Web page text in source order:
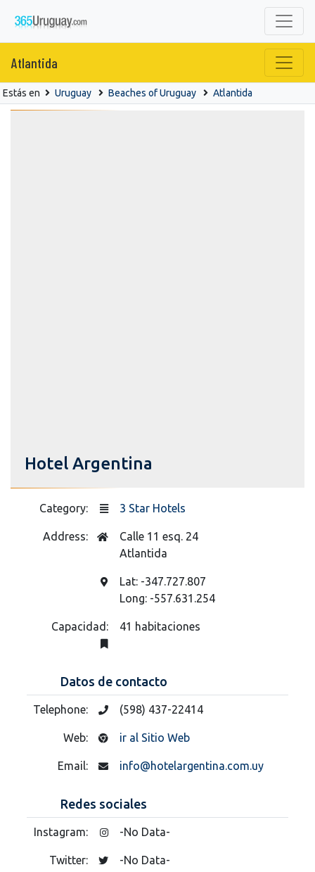
Atlantida
Estás en Uruguay Beaches of Uruguay Atlantida
Hotel Argentina
Category: 3 Star Hotels
Address:
Calle 11 esq. 24
Atlantida
Lat: -347.727.807
Long: -557.631.254
Capacidad: 41 habitaciones
Datos de contacto
Telephone: (598) 437-22414
Web: ir al Sitio Web
Email: info@hotelargentina.com.uy
Redes sociales
Instagram: -No Data-
Twitter: -No Data-